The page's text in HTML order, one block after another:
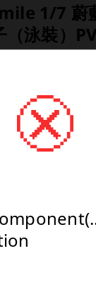
1/7 蔚
泳裝）
態完成品
配
年1月(1月~2月)